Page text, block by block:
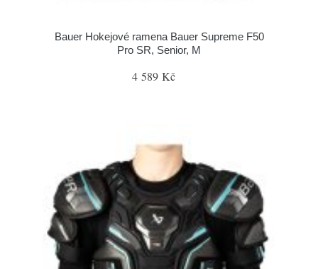
Bauer Hokejové ramena Bauer Supreme F50
Pro SR, Senior, M
4 589 Kč